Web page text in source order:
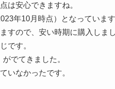
は安心できますね。
年10月時点）となっています
すので、安い時期に購入しまし
です。
でてきました。
いなかったです。